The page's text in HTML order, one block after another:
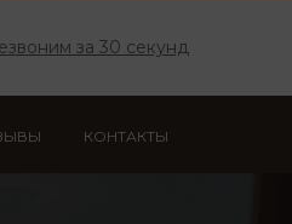
за 30 секунд
КОНТАКТЫ